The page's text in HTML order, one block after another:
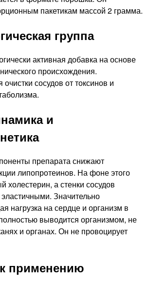
пакетикам массой 2 грамма.
группа
активная добавка на основе
происхождения.
сосудов от токсинов и
и
препарата снижают
липопротеинов. На фоне этого
холестерин, а стенки сосудов
Значительно
нагрузка на сердце и организм в
выводится организмом, не
и органах. Он не провоцирует
применению